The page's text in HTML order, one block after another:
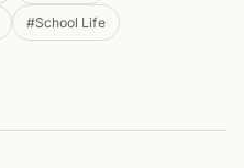
#School Life